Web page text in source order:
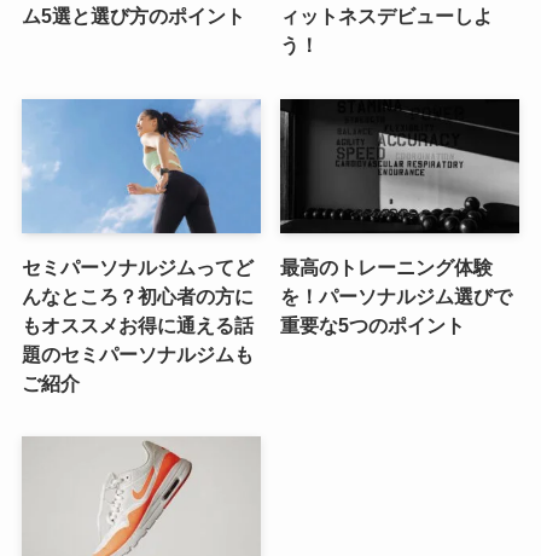
ム5選と選び方のポイント
ィットネスデビューしよ
う！
セミパーソナルジムってど
んなところ？初心者の方に
もオススメお得に通える話
題のセミパーソナルジムも
ご紹介
最高のトレーニング体験
を！パーソナルジム選びで
重要な5つのポイント